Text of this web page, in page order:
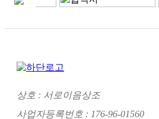
상호 : 서로이음상조
사업자등록번호 : 176-96-01560